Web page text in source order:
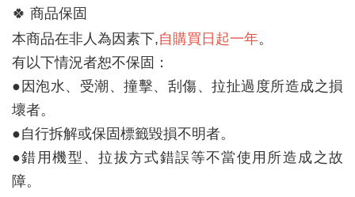
🍀 商品保固
本商品在非人為因素下,自購買日起一年。
有以下情況者恕不保固：
●因泡水、受潮、撞擊、刮傷、拉扯過度所造成之損
壞者。
●自行拆解或保固標籤毀損不明者。
●錯用機型、拉拔方式錯誤等不當使用所造成之故
障。